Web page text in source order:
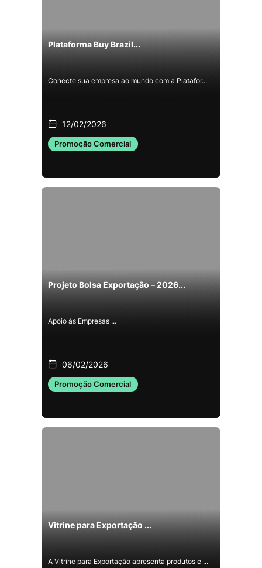
Plataforma Buy Brazil...
Conecte sua empresa ao mundo com a Platafor...
12/02/2026
Promoção Comercial
Projeto Bolsa Exportação – 2026...
Apoio às Empresas ...
06/02/2026
Promoção Comercial
Vitrine para Exportação ...
A Vitrine para Exportação apresenta produtos e ...